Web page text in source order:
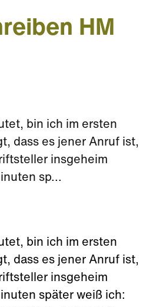
HM
bin ich im ersten
dass es jener Anruf ist,
insgeheim
sp...
bin ich im ersten
dass es jener Anruf ist,
insgeheim
später weiß ich: